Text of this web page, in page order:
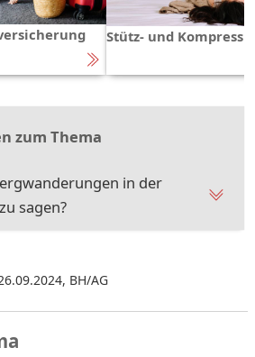
Stütz- und
zum Thema
in der
sagen?
, BH/AG